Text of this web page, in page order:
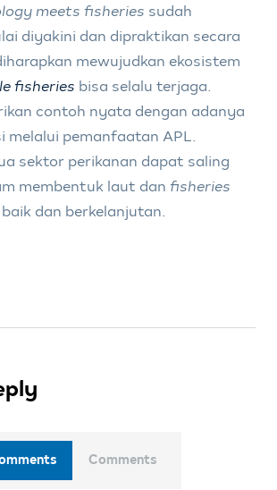
meets fisheries sudah
diyakini dan dipraktikan secara
mewujudkan ekosistem
fisheries bisa selalu terjaga.
contoh nyata dengan adanya
melalui pemanfaatan APL.
sektor perikanan dapat saling
membentuk laut dan fisheries
dan berkelanjutan.
Comments